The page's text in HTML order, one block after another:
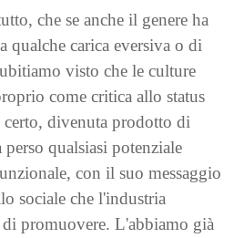
che se anche il genere ha
qualche carica eversiva o di
visto che le culture
come critica allo status
divenuta prodotto di
perso qualsiasi potenziale
con il suo messaggio
sociale che l'industria
promuovere. L'abbiamo già